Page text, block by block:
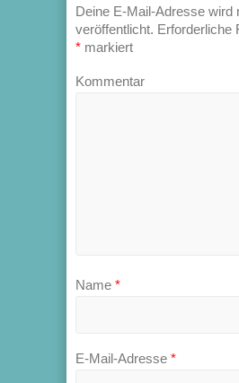
Deine E-Mail-Adresse wird
veröffentlicht. Erforderliche
* markiert
Kommentar
Name *
E-Mail-Adresse *